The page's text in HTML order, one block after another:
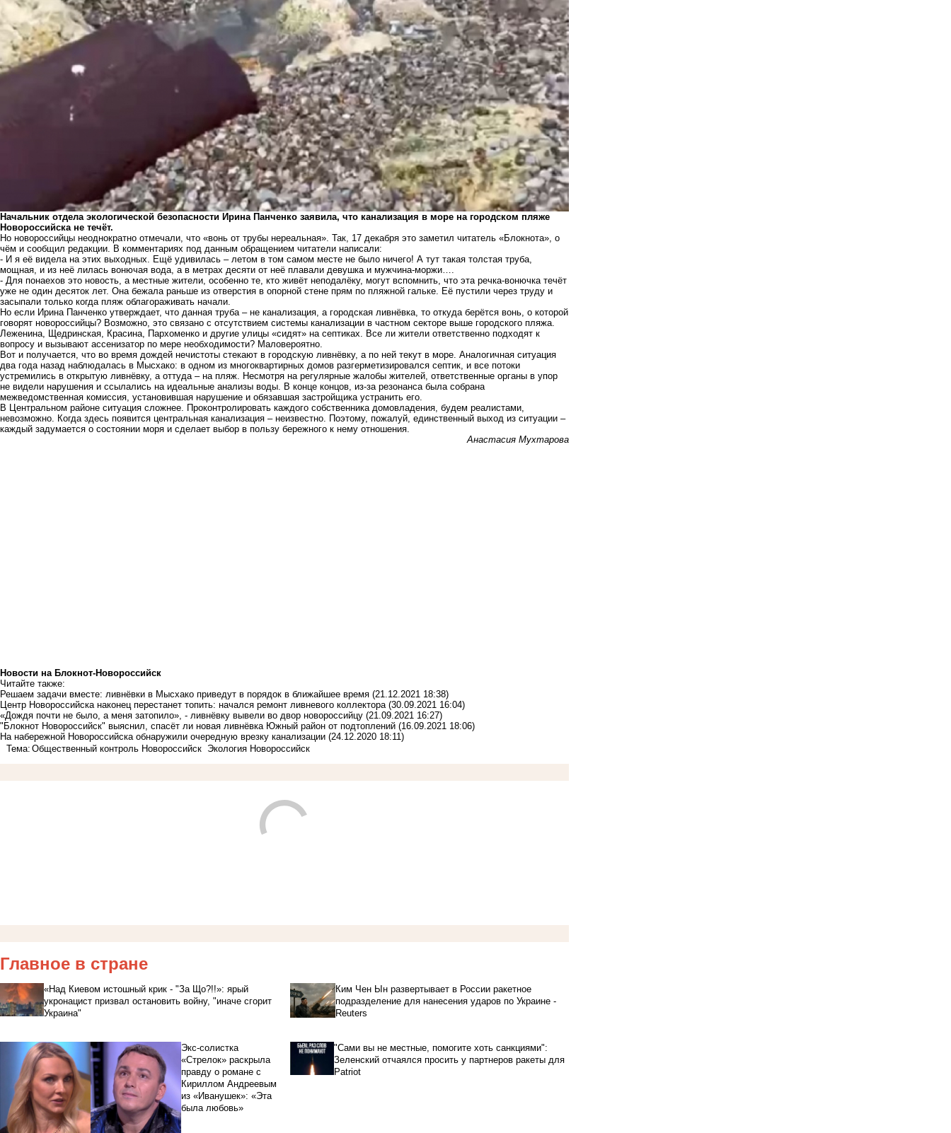
Начальник отдела экологической безопасности Ирина Панченко заявила, что канализация в море на городском пляже
Новороссийска не течёт.
Но новороссийцы неоднократно отмечали, что «вонь от трубы нереальная». Так, 17 декабря это заметил читатель «Блокнота», о
чём и сообщил редакции. В комментариях под данным обращением читатели написали:
- И я её видела на этих выходных. Ещё удивилась – летом в том самом месте не было ничего! А тут такая толстая труба,
мощная, и из неё лилась вонючая вода, а в метрах десяти от неё плавали девушка и мужчина-моржи….
- Для понаехов это новость, а местные жители, особенно те, кто живёт неподалёку, могут вспомнить, что эта речка-вонючка течёт
уже не один десяток лет. Она бежала раньше из отверстия в опорной стене прям по пляжной гальке. Её пустили через труду и
засыпали только когда пляж облагораживать начали.
Но если Ирина Панченко утверждает, что данная труба – не канализация, а городская ливнёвка, то откуда берётся вонь, о которой
говорят новороссийцы? Возможно, это связано с отсутствием системы канализации в частном секторе выше городского пляжа.
Леженина, Щедринская, Красина, Пархоменко и другие улицы «сидят» на септиках. Все ли жители ответственно подходят к
вопросу и вызывают ассенизатор по мере необходимости? Маловероятно.
Вот и получается, что во время дождей нечистоты стекают в городскую ливнёвку, а по ней текут в море. Аналогичная ситуация
два года назад наблюдалась в Мысхако: в одном из многоквартирных домов разгерметизировался септик, и все потоки
устремились в открытую ливнёвку, а оттуда – на пляж. Несмотря на регулярные жалобы жителей, ответственные органы в упор
не видели нарушения и ссылались на идеальные анализы воды. В конце концов, из-за резонанса была собрана
межведомственная комиссия, установившая нарушение и обязавшая застройщика устранить его.
В Центральном районе ситуация сложнее. Проконтролировать каждого собственника домовладения, будем реалистами,
невозможно. Когда здесь появится центральная канализация – неизвестно. Поэтому, пожалуй, единственный выход из ситуации –
каждый задумается о состоянии моря и сделает выбор в пользу бережного к нему отношения.
Анастасия Мухтарова
Новости на Блoкнoт-Новороссийск
Читайте также:
Решаем задачи вместе: ливнёвки в Мысхако приведут в порядок в ближайшее время (21.12.2021 18:38)
Центр Новороссийска наконец перестанет топить: начался ремонт ливневого коллектора (30.09.2021 16:04)
«Дождя почти не было, а меня затопило», - ливнёвку вывели во двор новороссийцу (21.09.2021 16:27)
"Блокнот Новороссийск" выяснил, спасёт ли новая ливнёвка Южный район от подтоплений (16.09.2021 18:06)
На набережной Новороссийска обнаружили очередную врезку канализации (24.12.2020 18:11)
Тема: Общественный контроль Новороссийск Экология Новороссийск
Главное в стране
«Над Киевом истошный крик - "За Що?!!»: ярый
укронацист призвал остановить войну, "иначе сгорит
Украина"
Ким Чен Ын развертывает в России ракетное
подразделение для нанесения ударов по Украине -
Reuters
Экс-солистка
«Стрелок» раскрыла
правду о романе с
Кириллом Андреевым
из «Иванушек»: «Эта
была любовь»
"Сами вы не местные, помогите хоть санкциями":
Зеленский отчаялся просить у партнеров ракеты для
Patriot